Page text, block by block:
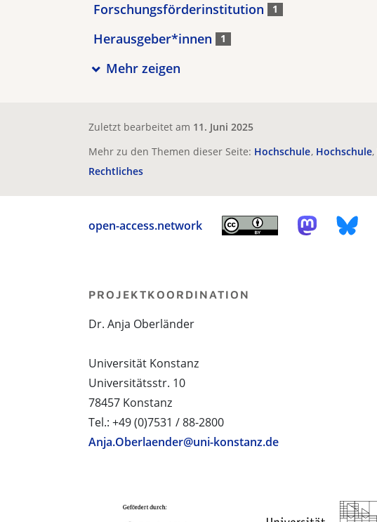
Forschungsförderinstitution 1
Herausgeber*innen 1
Mehr zeigen
Zuletzt bearbeitet am 11. Juni 2025
Mehr zu den Themen dieser Seite: Hochschule Hochschule
Rechtliches
open-access.network
PROJEKTKOORDINATION
Dr. Anja Oberländer
Universität Konstanz
Universitätsstr. 10
78457 Konstanz
Tel.: +49 (0)7531 / 88-2800
Anja.Oberlaender@uni-konstanz.de